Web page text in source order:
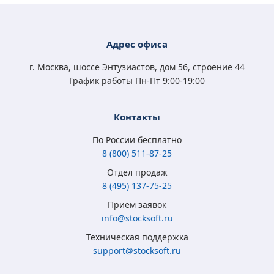
Адрес офиса
г. Москва, шоссе Энтузиастов, дом 56, строение 44
График работы Пн-Пт 9:00-19:00
Контакты
По России бесплатно
8 (800) 511-87-25
Отдел продаж
8 (495) 137-75-25
Прием заявок
info@stocksoft.ru
Техническая поддержка
support@stocksoft.ru